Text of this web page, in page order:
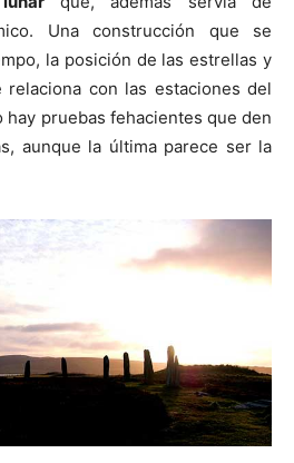
Una construcción que se
la posición de las estrellas y
con las estaciones del
hay pruebas fehacientes que den
aunque la última parece ser la